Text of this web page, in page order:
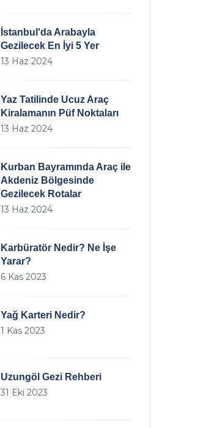
İstanbul'da Arabayla
Gezilecek En İyi 5 Yer
13 Haz 2024
Yaz Tatilinde Ucuz Araç
Kiralamanın Püf Noktaları
13 Haz 2024
Kurban Bayramında Araç ile
Akdeniz Bölgesinde
Gezilecek Rotalar
13 Haz 2024
Karbüratör Nedir? Ne İşe
Yarar?
6 Kas 2023
Yağ Karteri Nedir?
1 Kas 2023
Uzungöl Gezi Rehberi
31 Eki 2023